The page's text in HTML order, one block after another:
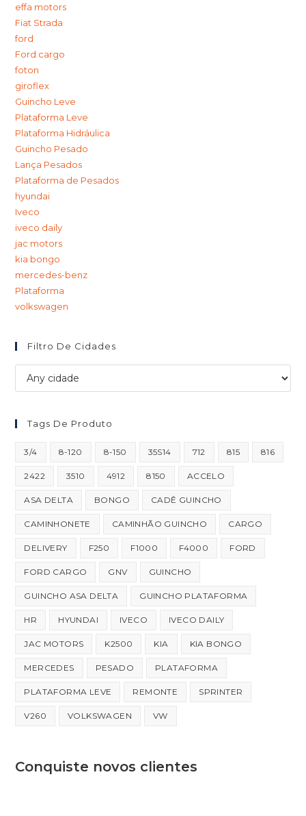
effa motors
Fiat Strada
ford
Ford cargo
foton
giroflex
Guincho Leve
Plataforma Leve
Plataforma Hidráulica
Guincho Pesado
Lança Pesados
Plataforma de Pesados
hyundai
Iveco
iveco daily
jac motors
kia bongo
mercedes-benz
Plataforma
volkswagen
Filtro De Cidades
Tags De Produto
3/4 8-120 8-150 35S14 712 815 816
2422 3510 4912 8150 ACCELO
ASA DELTA BONGO CADÊ GUINCHO
CAMINHONETE CAMINHÃO GUINCHO CARGO
DELIVERY F250 F1000 F4000 FORD
FORD CARGO GNV GUINCHO
GUINCHO ASA DELTA GUINCHO PLATAFORMA
HR HYUNDAI IVECO IVECO DAILY
JAC MOTORS K2500 KIA KIA BONGO
MERCEDES PESADO PLATAFORMA
PLATAFORMA LEVE REMONTE SPRINTER
V260 VOLKSWAGEN VW
Conquiste novos clientes